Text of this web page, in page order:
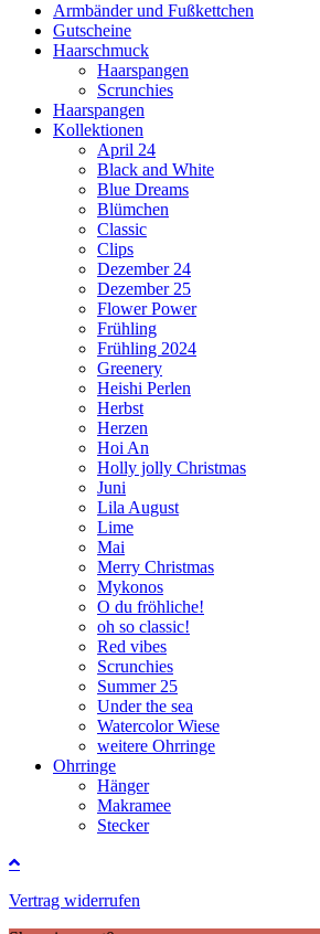
Armbänder und Fußkettchen
Gutscheine
Haarschmuck
Haarspangen
Scrunchies
Haarspangen
Kollektionen
April 24
Black and White
Blue Dreams
Blümchen
Classic
Clips
Dezember 24
Dezember 25
Flower Power
Frühling
Frühling 2024
Greenery
Heishi Perlen
Herbst
Herzen
Hoi An
Holly jolly Christmas
Juni
Lila August
Lime
Mai
Merry Christmas
Mykonos
O du fröhliche!
oh so classic!
Red vibes
Scrunchies
Summer 25
Under the sea
Watercolor Wiese
weitere Ohrringe
Ohrringe
Hänger
Makramee
Stecker
Vertrag widerrufen